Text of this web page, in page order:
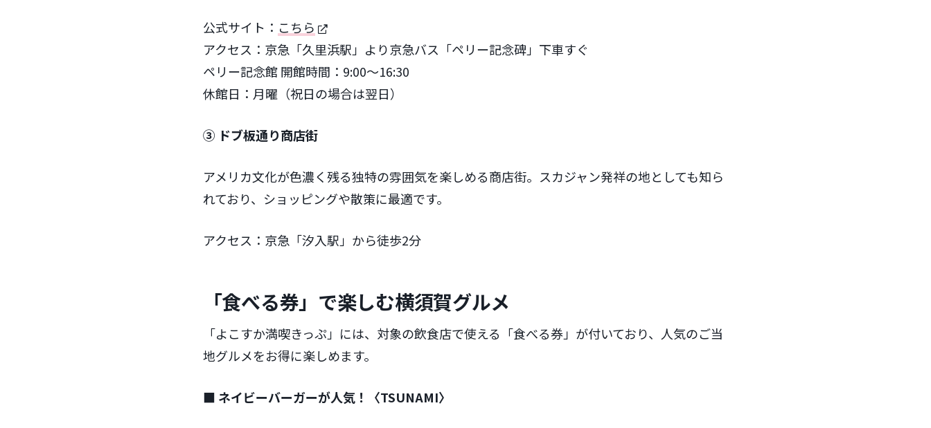
公式サイト： こちら
アクセス：京急「久里浜駅」より京急バス「ペリー記念碑」下車すぐ
ペリー記念館 開館時間：9:00〜16:30
休館日：月曜（祝日の場合は翌日）
③ ドブ板通り商店街
アメリカ文化が色濃く残る独特の雰囲気を楽しめる商店街。スカジャン発祥の地としても知ら
れており、ショッピングや散策に最適です。
アクセス：京急「汐入駅」から徒歩2分
「食べる券」で楽しむ横須賀グルメ
「よこすか満喫きっぷ」には、対象の飲食店で使える「食べる券」が付いており、人気のご当
地グルメをお得に楽しめます。
■ ネイビーバーガーが人気！〈TSUNAMI〉